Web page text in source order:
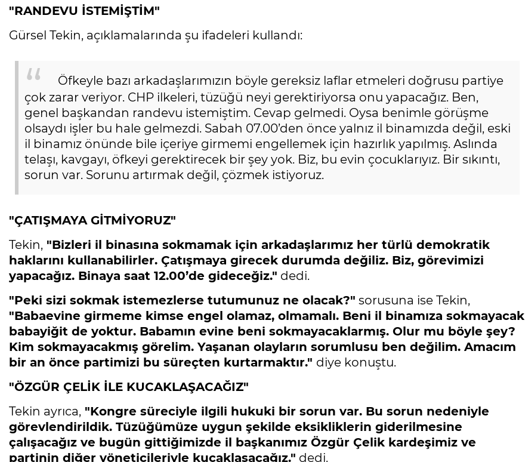
"RANDEVU İSTEMİŞTİM"
Gürsel Tekin, açıklamalarında şu ifadeleri kullandı:
Öfkeyle bazı arkadaşlarımızın böyle gereksiz laflar etmeleri doğrusu partiye
çok zarar veriyor. CHP ilkeleri, tüzüğü neyi gerektiriyorsa onu yapacağız. Ben,
genel başkandan randevu istemiştim. Cevap gelmedi. Oysa benimle görüşme
olsaydı işler bu hale gelmezdi. Sabah 07.00’den önce yalnız il binamızda değil, eski
il binamız önünde bile içeriye girmemi engellemek için hazırlık yapılmış. Aslında
telaşı, kavgayı, öfkeyi gerektirecek bir şey yok. Biz, bu evin çocuklarıyız. Bir sıkıntı,
sorun var. Sorunu artırmak değil, çözmek istiyoruz.
"ÇATIŞMAYA GİTMİYORUZ"
Tekin, "Bizleri il binasına sokmamak için arkadaşlarımız her türlü demokratik
haklarını kullanabilirler. Çatışmaya girecek durumda değiliz. Biz, görevimizi
yapacağız. Binaya saat 12.00’de gideceğiz." dedi.
"Peki sizi sokmak istemezlerse tutumunuz ne olacak?" sorusuna ise Tekin,
"Babaevine girmeme kimse engel olamaz, olmamalı. Beni il binamıza sokmayacak
babayiğit de yoktur. Babamın evine beni sokmayacaklarmış. Olur mu böyle şey?
Kim sokmayacakmış görelim. Yaşanan olayların sorumlusu ben değilim. Amacım
bir an önce partimizi bu süreçten kurtarmaktır." diye konuştu.
"ÖZGÜR ÇELİK İLE KUCAKLAŞACAĞIZ"
Tekin ayrıca, "Kongre süreciyle ilgili hukuki bir sorun var. Bu sorun nedeniyle
görevlendirildik. Tüzüğümüze uygun şekilde eksikliklerin giderilmesine
çalışacağız ve bugün gittiğimizde il başkanımız Özgür Çelik kardeşimiz ve
partinin diğer yöneticileriyle kucaklaşacağız." dedi.